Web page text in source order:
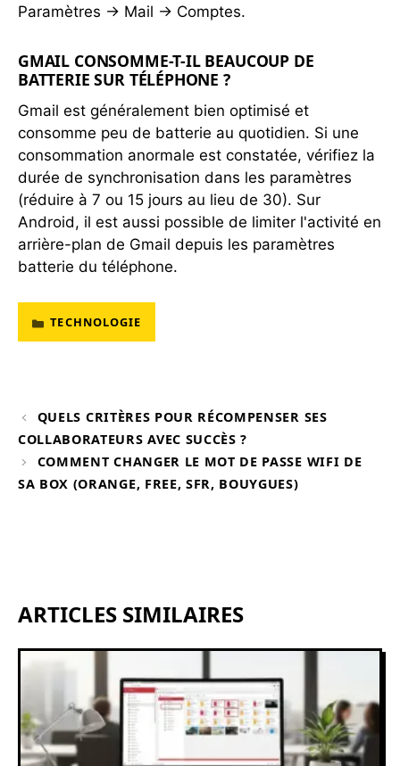
Paramètres → Mail → Comptes.
GMAIL CONSOMME-T-IL BEAUCOUP DE
BATTERIE SUR TÉLÉPHONE ?
Gmail est généralement bien optimisé et
consomme peu de batterie au quotidien. Si une
consommation anormale est constatée, vérifiez la
durée de synchronisation dans les paramètres
(réduire à 7 ou 15 jours au lieu de 30). Sur
Android, il est aussi possible de limiter l'activité en
arrière-plan de Gmail depuis les paramètres
batterie du téléphone.
CATÉGORIES
TECHNOLOGIE
QUELS CRITÈRES POUR RÉCOMPENSER SES
COLLABORATEURS AVEC SUCCÈS ?
COMMENT CHANGER LE MOT DE PASSE WIFI DE
SA BOX (ORANGE, FREE, SFR, BOUYGUES)
ARTICLES SIMILAIRES